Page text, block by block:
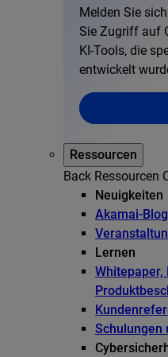
Melden Sie
Sie Zugriff auf
KI-Tools, die
entwickelt
Ressourcen
Back Ressourcen
Neuigkeiten
Akamai-Blog
Lernen
Whitepaper,
Schulungen